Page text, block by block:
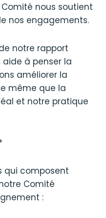
nous soutient
nos engagements.
notre rapport
à penser la
améliorer la
même que la
et notre pratique
qui composent
Comité
: